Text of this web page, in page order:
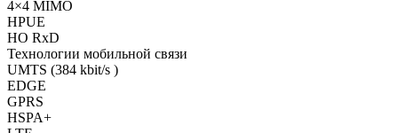
4×4 MIMO
HPUE
HO RxD
Технологии мобильной связи
UMTS (384 kbit/s )
EDGE
GPRS
HSPA+